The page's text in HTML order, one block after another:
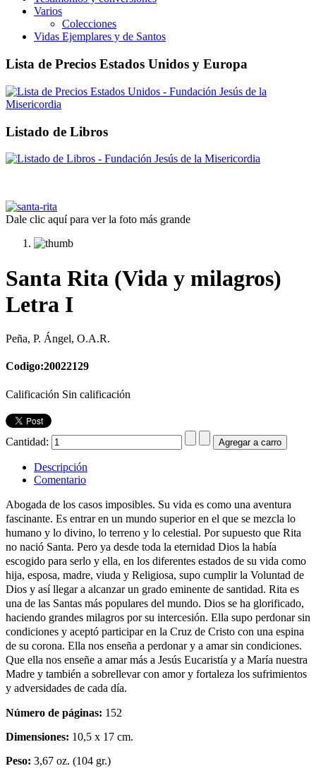
Varios
Colecciones
Vidas Ejemplares y de Santos
Lista de Precios Estados Unidos y Europa
Listado de Libros
Dale clic aquí para ver la foto más grande
Santa Rita (Vida y milagros)
Letra I
Peña, P. Ángel, O.A.R.
Codigo:20022129
Calificación Sin calificación
Cantidad:
Descripción
Comentario
Abogada de los casos imposibles. Su vida es como una aventura
fascinante. Es entrar en un mundo superior en el que se mezcla lo
humano y lo divino, lo terreno y lo celestial. Por supuesto que Rita
no nació Santa. Pero ya desde toda la eternidad Dios la había
escogido para serlo y ella, en los diferentes estados de su vida como
hija, esposa, madre, viuda y Religiosa, supo cumplir la Voluntad de
Dios y así llegar a alcanzar un grado eminente de santidad. Rita es
una de las Santas más populares del mundo. Dios se ha glorificado,
haciendo grandes milagros por su intercesión. Ella supo perdonar sin
condiciones y aceptó participar en la Cruz de Cristo con una espina
de su corona. Ella nos enseña a perdonar y a amar sin condiciones.
Que ella nos enseñe a amar más a Jesús Eucaristía y a María nuestra
Madre y también a sobrellevar con amor y fortaleza los sufrimientos
y adversidades de cada día.
Número de páginas: 152
Dimensiones: 10,5 x 17 cm.
Peso: 3,67 oz. (104 gr.)